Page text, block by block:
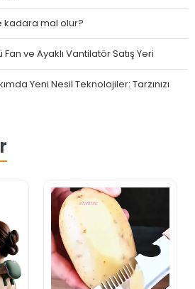
kadara mal olur?
ve Ayaklı Vantilatör Satış Yeri
Yeni Nesil Teknolojiler: Tarzınızı